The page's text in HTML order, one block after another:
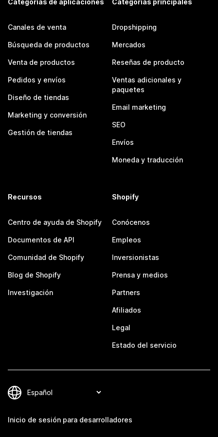
Categorías de aplicaciones
Canales de venta
Búsqueda de productos
Venta de productos
Pedidos y envíos
Diseño de tiendas
Marketing y conversión
Gestión de tiendas
Categorías principales
Dropshipping
Mercados
Reseñas de producto
Ventas adicionales y
paquetes
Email marketing
SEO
Envíos
Moneda y traducción
Recursos
Centro de ayuda de Shopify
Documentos de API
Comunidad de Shopify
Blog de Shopify
Investigación
Shopify
Conócenos
Empleos
Inversionistas
Prensa y medios
Partners
Afiliados
Legal
Estado del servicio
Inicio de sesión para desarrolladores